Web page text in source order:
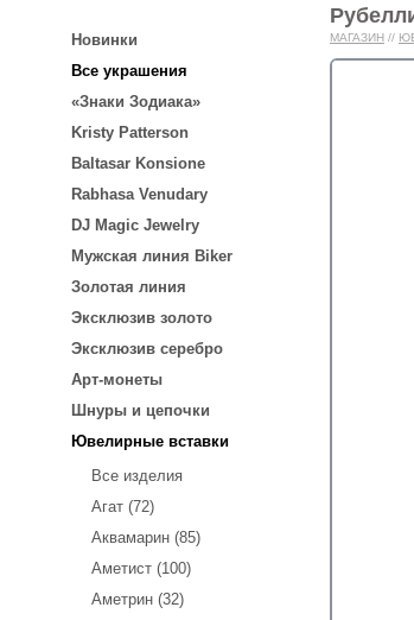
Новинки
Все украшения
«Знаки Зодиака»
Kristy Patterson
Baltasar Konsione
Rabhasa Venudary
DJ Magic Jewelry
Мужская линия Biker
Золотая линия
Эксклюзив золото
Эксклюзив серебро
Арт-монеты
Шнуры и цепочки
Ювелирные вставки
Все изделия
Агат (72)
Аквамарин (85)
Аметист (100)
Аметрин (32)
МАГАЗИН //